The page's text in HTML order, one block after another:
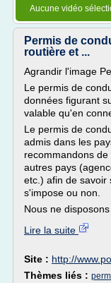
Aucune vidéo
Permis de
routière et ...
Agrandir l'image
Le permis de
données figurant
valable qu'en
Le permis de
admis dans les
recommandons
autres pays
etc.) afin de savoir
s'impose ou non.
Nous ne
Lire la suite
Site : http://
Thèmes liés :